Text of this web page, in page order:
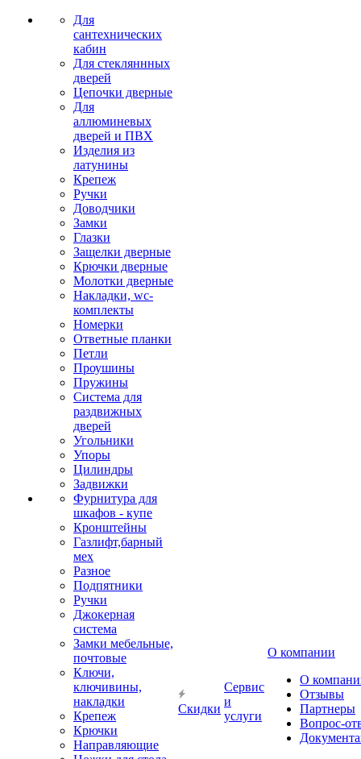
Для
сантехнических
кабин
Для стекляннных
дверей
Цепочки дверные
Для
аллюминевых
дверей и ПВХ
Изделия из
латунины
Крепеж
Ручки
Доводчики
Замки
Глазки
Защелки дверные
Крючки дверные
Молотки дверные
Накладки, wc-
комплекты
Номерки
Ответные планки
Петли
Проушины
Пружины
Система для
раздвижных
дверей
Угольники
Упоры
Цилиндры
Задвижки
Фурнитура для
шкафов - купе
Кронштейны
Газлифт,барный
мех
Разное
Подпятники
Ручки
Джокерная
система
Замки мебельные,
почтовые
Ключи,
ключивины,
накладки
Крепеж
Крючки
Направляющие
Скидки
Сервис
и
услуги
О компании
О
Отзывы
Партнеры
Вопрос-